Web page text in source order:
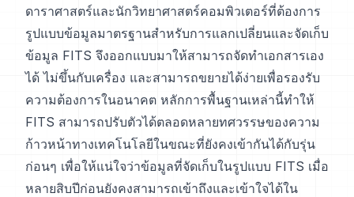
ดาราศาสตร์และนักวิทยาศาสตร์คอมพิวเตอร์ที่ต้องการ
รูปแบบข้อมูลมาตรฐานสำหรับการแลกเปลี่ยนและจัดเก็บ
ข้อมูล FITS จึงออกแบบมาให้สามารถจัดทำเอกสารเอง
ได้ ไม่ขึ้นกับเครื่อง และสามารถขยายได้ง่ายเพื่อรองรับ
ความต้องการในอนาคต หลักการพื้นฐานเหล่านี้ทำให้
FITS สามารถปรับตัวได้ตลอดหลายทศวรรษของความ
ก้าวหน้าทางเทคโนโลยีในขณะที่ยังคงเข้ากันได้กับรุ่น
ก่อนๆ เพื่อให้แน่ใจว่าข้อมูลที่จัดเก็บในรูปแบบ FITS เมื่อ
หลายสิบปีก่อนยังคงสามารถเข้าถึงและเข้าใจได้ใน